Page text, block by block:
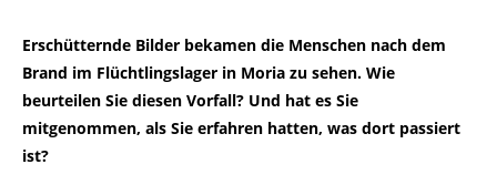
Erschütternde Bilder bekamen die Menschen nach dem
Brand im Flüchtlingslager in Moria zu sehen. Wie
beurteilen Sie diesen Vorfall? Und hat es Sie
mitgenommen, als Sie erfahren hatten, was dort passiert
ist?